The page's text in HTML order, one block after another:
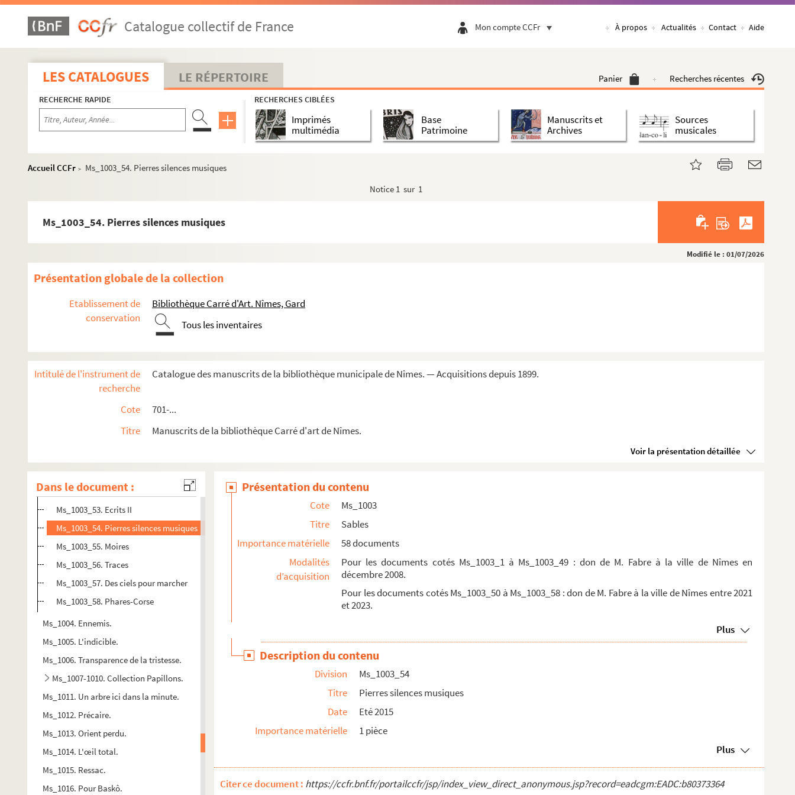
Catalogue collectif de France Mon compte CCFr À propos Actualités Contact Aide
LES CATALOGUES LE RÉPERTOIRE Panier Recherches récentes
RECHERCHE RAPIDE RECHERCHES CIBLÉES
Imprimés
multimédia
Base
Patrimoine
Manuscrits et
Archives
Sources
musicales
Accueil CCFr >
Ms_1003_54. Pierres silences musiques
Notice 1 sur 1
Ms_1003_54. Pierres silences musiques
Modifié le : 01/07/2026
Présentation globale de la collection
Etablissement de
conservation
Bibliothèque Carré d'Art. Nîmes, Gard
Tous les inventaires
Intitulé de l'instrument de
recherche
Catalogue des manuscrits de la bibliothèque municipale de Nîmes. — Acquisitions depuis 1899.
Cote
701-...
Titre
Manuscrits de la bibliothèque Carré d'art de Nîmes.
Voir la présentation détaillée
Dans le document :
Ms_1003_26. Alpilles
Ms_1003_27. Brouillard Lozère
Ms_1003_28. Heures de sables
Ms_1003_29. Conseils au bon voyageur
Ms_1003_31. Sonnet
Ms_1003_32. Au fil du regard
Ms_1003_37. Mouvants espaces
Ms_1003_40. Sable lustral
Ms_1003_42. Ecrits de sables
Ms_1003_43. Erg Mauritanie
Ms_1003_45. Nuages
Ms_1003_46. Clivages
Ms_1003_49. De sable et d’eau
Ms_1003_51. Récit
Ms_1003_52. Ballast
Ms_1003_53. Ecrits II
Ms_1003_54. Pierres silences musiques
Ms_1003_55. Moires
Ms_1003_56. Traces
Ms_1003_57. Des ciels pour marcher
Ms_1003_58. Phares-Corse
Ms_1004. Ennemis.
Ms_1005. L'indicible.
Ms_1006. Transparence de la tristesse.
Ms_1007-1010. Collection Papillons.
Ms_1011. Un arbre ici dans la minute.
Ms_1012. Précaire.
Ms_1013. Orient perdu.
Ms_1014. L'œil total.
Ms_1015. Ressac.
Ms_1016. Pour Baskô.
Présentation du contenu
Cote
Ms_1003
Titre
Sables
Importance matérielle
58 documents
Modalités
d’acquisition
Pour les documents cotés Ms_1003_1 à Ms_1003_49 : don de M. Fabre à la ville de Nîmes en
décembre 2008.
Pour les documents cotés Ms_1003_50 à Ms_1003_58 : don de M. Fabre à la ville de Nîmes entre 2021
et 2023.
Plus
Description du contenu
Division
Ms_1003_54
Titre
Pierres silences musiques
Date
Eté 2015
Importance matérielle
1 pièce
Plus
Citer ce document : https://ccfr.bnf.fr/portailccfr/jsp/index_view_direct_anonymous.jsp?record=eadcgm:EADC:b80373364